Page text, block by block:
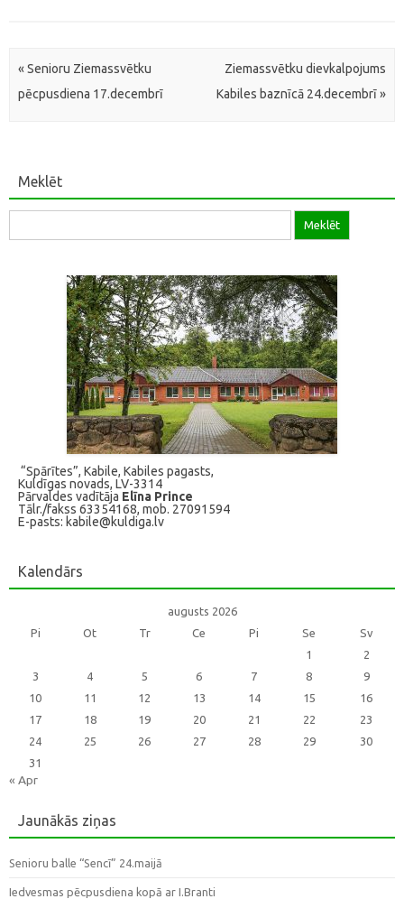
Post navigation
«Senioru Ziemassvētku
pēcpusdiena 17.decembrī
Ziemassvētku dievkalpojums
Kabiles baznīcā 24.decembrī»
Meklēt
“Spārītes”, Kabile, Kabiles pagasts,
Kuldīgas novads, LV-3314
Pārvaldes vadītāja Elīna Prince
Tālr./fakss 63354168, mob. 27091594
E-pasts: kabile@kuldiga.lv
Kalendārs
augusts 2026
Pi
Ot Tr Ce Pi Se
Sv
1
2
3
4 5 6 7 8
9
10
11 12 13 14 15
16
17
18 19 20 21 22
23
24
25 26 27 28 29
30
31
« Apr
Jaunākās ziņas
Senioru balle “Sencī” 24.maijā
Iedvesmas pēcpusdiena kopā ar I.Branti